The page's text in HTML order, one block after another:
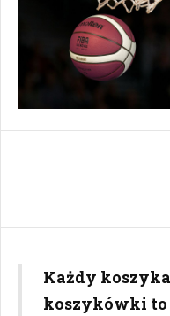
Każdy
koszykówki to